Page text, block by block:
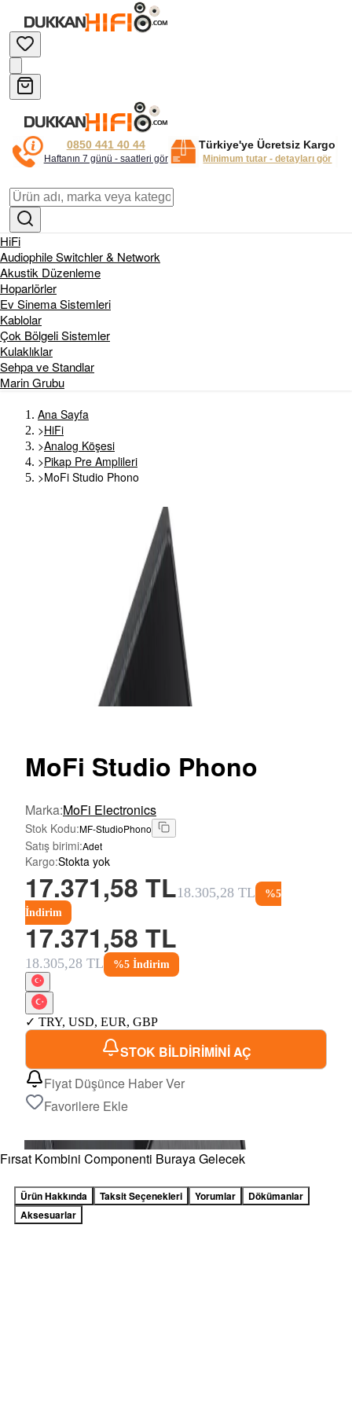
0850 441 40 44
Haftanın 7 günü - saatleri gör
Türkiye'ye Ücretsiz Kargo
Minimum tutar - detayları gör
HiFi
Audiophile Switchler & Network
Akustik Düzenleme
Hoparlörler
Ev Sinema Sistemleri
Kablolar
Çok Bölgeli Sistemler
Kulaklıklar
Sehpa ve Standlar
Marin Grubu
Ana Sayfa
>HiFi
>Analog Köşesi
>Pikap Pre Amplileri
>MoFi Studio Phono
MoFi Studio Phono
Marka:MoFi Electronics
Stok Kodu:MF-StudioPhono
Satış birimi:Adet
Kargo:Stokta yok
17.371,58 TL18.305,28 TL %5
İndirim
17.371,58 TL
18.305,28 TL %5 İndirim
✓ TRY, USD, EUR, GBP
STOK BİLDİRİMİNİ AÇ
Fiyat Düşünce Haber Ver
Favorilere Ekle
Fırsat Kombini Componenti Buraya Gelecek
Ürün Hakkında Taksit Seçenekleri Yorumlar
Dökümanlar
Aksesuarlar